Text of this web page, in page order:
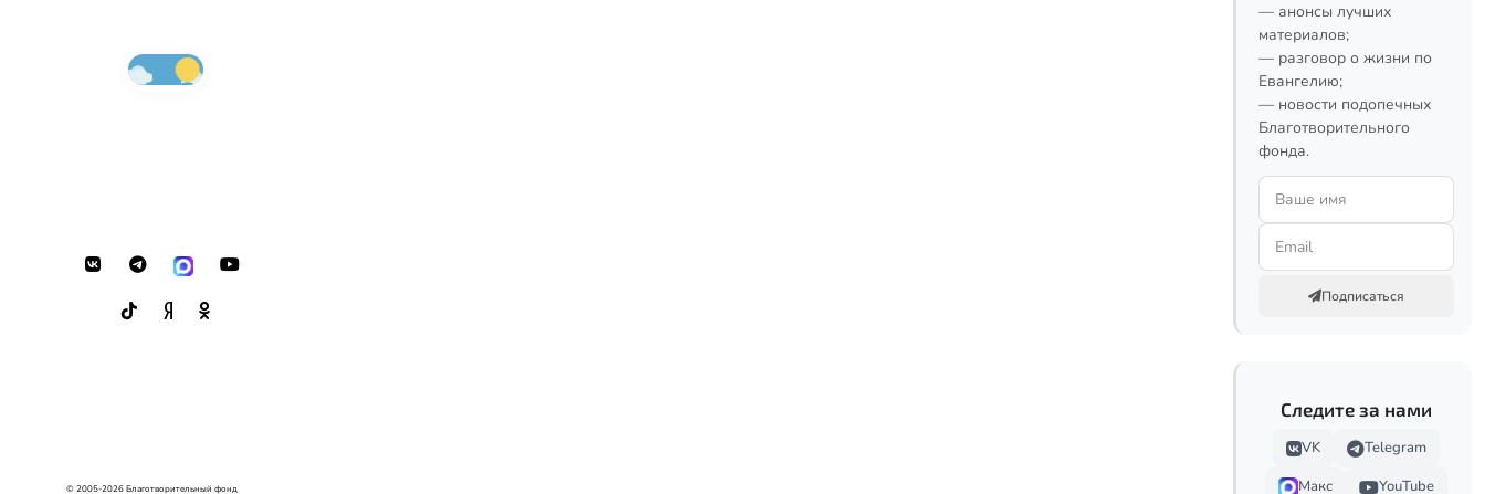
© 2005-2026 Благотворительный фонд
— анонсы лучших
материалов;
— разговор о жизни по
Евангелию;
— новости подопечных
Благотворительного
фонда.
Подписаться
Следите за нами
VK
Telegram
Макс
YouTube